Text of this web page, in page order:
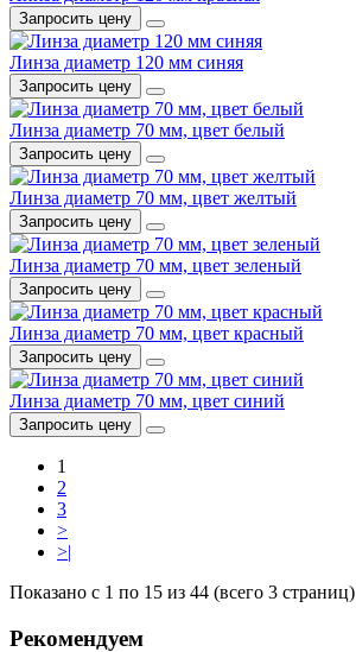
Запросить цену
Линза диаметр 120 мм синяя
Запросить цену
Линза диаметр 70 мм, цвет белый
Запросить цену
Линза диаметр 70 мм, цвет желтый
Запросить цену
Линза диаметр 70 мм, цвет зеленый
Запросить цену
Линза диаметр 70 мм, цвет красный
Запросить цену
Линза диаметр 70 мм, цвет синий
Запросить цену
1
2
3
>
>|
Показано с 1 по 15 из 44 (всего 3 страниц)
Рекомендуем